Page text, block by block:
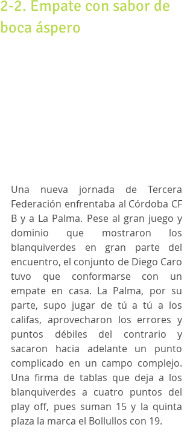
2-2. Empate con sabor de
boca áspero
Una nueva jornada de Tercera
Federación enfrentaba al Córdoba CF
B y a La Palma. Pese al gran juego y
dominio que mostraron los
blanquiverdes en gran parte del
encuentro, el conjunto de Diego Caro
tuvo que conformarse con un
empate en casa. La Palma, por su
parte, supo jugar de tú a tú a los
califas, aprovecharon los errores y
puntos débiles del contrario y
sacaron hacia adelante un punto
complicado en un campo complejo.
Una firma de tablas que deja a los
blanquiverdes a cuatro puntos del
play off, pues suman 15 y la quinta
plaza la marca el Bollullos con 19.